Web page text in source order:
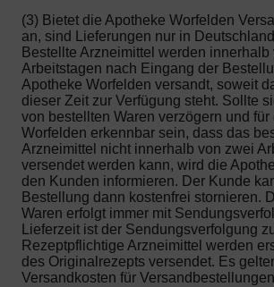
(3) Bietet die Apotheke Worfelden
an, sind Lieferungen nur in
Bestellte Arzneimittel werden innerhalb
Arbeitstagen nach Eingang der
Apotheke Worfelden versandt, soweit
dieser Zeit zur Verfügung steht. Sollte
von bestellten Waren verzögern und für
Worfelden erkennbar sein, dass das
Arzneimittel nicht innerhalb von zwei
versendet werden kann, wird die
den Kunden informieren. Der Kunde
Bestellung dann kostenfrei stornieren.
Waren erfolgt immer mit
Lieferzeit ist der Sendungsverfolgung
Rezeptpflichtige Arzneimittel werden
des Originalrezepts versendet. Es
Versandkosten für